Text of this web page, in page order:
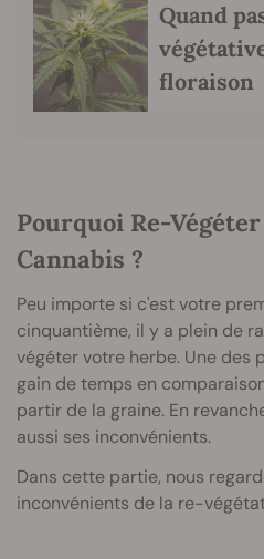
Quand
floraison
Pourquoi Re-
Cannabis ?
Peu importe si c'est votre
cinquantième, il y a plein de
végéter votre herbe. Une des
gain de temps en
partir de la graine. En
aussi ses inconvénients.
Dans cette partie, nous
inconvénients de la re-